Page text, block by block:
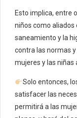
Esto implica, entre
niños como aliados
saneamiento y la
contra las normas
mujeres y las niñas
Solo entonces,
satisfacer las
permitirá a las